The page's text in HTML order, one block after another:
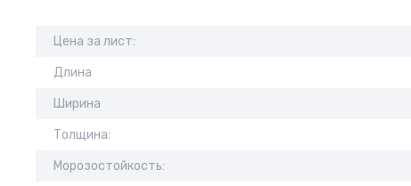
Цена за лист:
Длина
Ширина
Толщина:
Морозостойкость: